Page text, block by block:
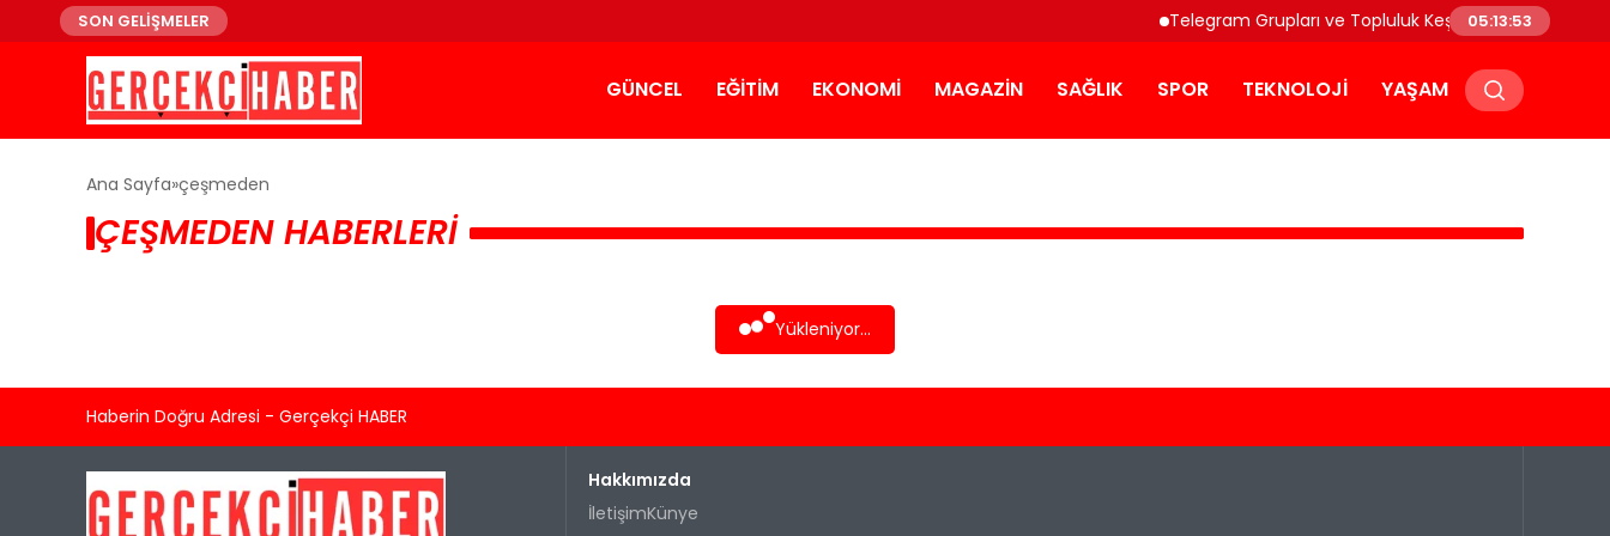
SON GELİŞMELER Telegram Grupları ve Topluluk Keşfi: Telegram Grup
05:13:53
GÜNCEL EĞITIM EKONOMI MAGAZIN SAĞLIK SPOR TEKNOLOJI YAŞAM
Ana Sayfa çeşmeden
ÇEŞMEDEN HABERLERI
Yükleniyor...
Haberin Doğru Adresi - Gerçekçi HABER
Hakkımızda
İletişimKünye